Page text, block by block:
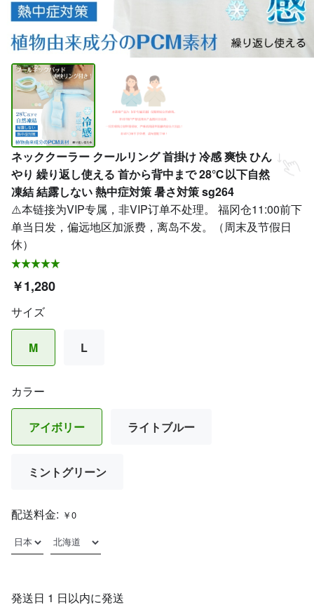
ネッククーラー クールリング 首掛け 冷感 爽快 ひん
やり 繰り返し使える 首から背中まで 28℃以下自然
凍結 結露しない 熱中症対策 暑さ対策 sg264
⚠️本链接为VIP专属，非VIP订单不处理。 福冈仓11:00前下
单当日发，偏远地区加派费，离岛不发。（周末及节假日
休）
￥1,280
サイズ
M L
カラー
アイボリー ライトブルー
ミントグリーン
配送料金: ￥0
発送日 1 日以内に発送